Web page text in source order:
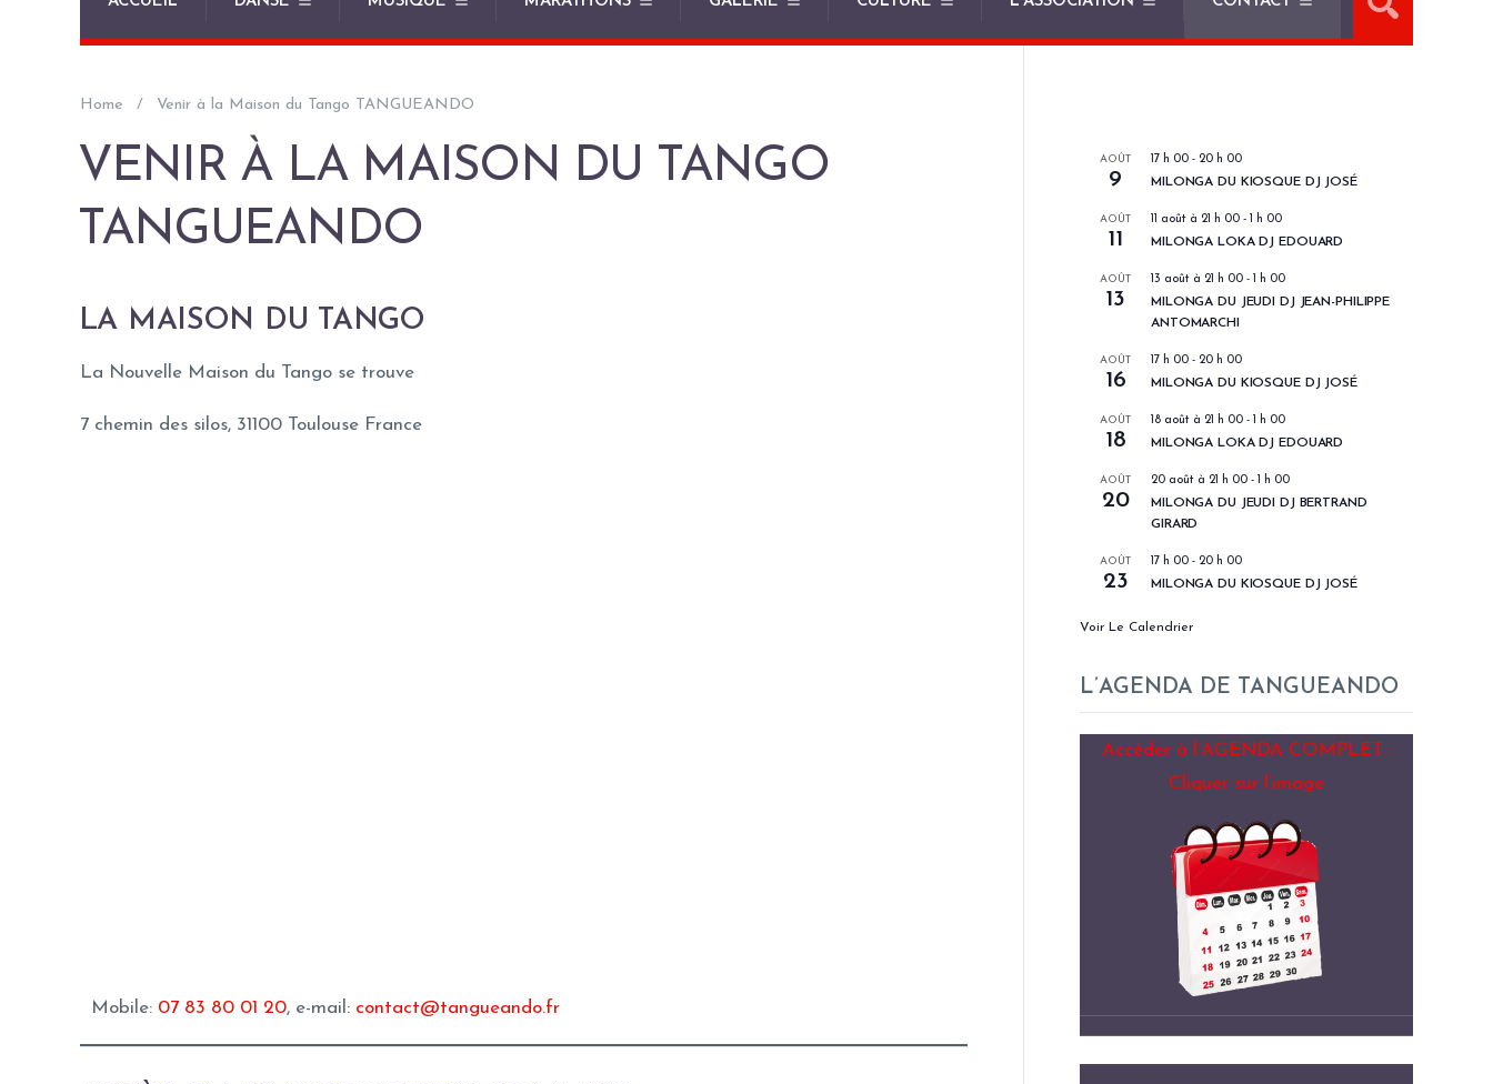
Home Venir à la Maison du Tango TANGUEANDO
VENIR À LA MAISON DU TANGO
TANGUEANDO
LA MAISON DU TANGO
La Nouvelle Maison du Tango se trouve
7 chemin des silos, 31100 Toulouse France
Mobile: 07 83 80 01 20, e-mail: contact@tangueando.fr
AOÛT
9
17 h 00 - 20 h 00
MILONGA DU KIOSQUE DJ JOSÉ
AOÛT
11
11 août à 21 h 00 - 1 h 00
MILONGA LOKA DJ EDOUARD
AOÛT
13
13 août à 21 h 00 - 1 h 00
MILONGA DU JEUDI DJ JEAN-PHILIPPE
ANTOMARCHI
AOÛT
16
17 h 00 - 20 h 00
MILONGA DU KIOSQUE DJ JOSÉ
AOÛT
18
18 août à 21 h 00 - 1 h 00
MILONGA LOKA DJ EDOUARD
AOÛT
20
20 août à 21 h 00 - 1 h 00
MILONGA DU JEUDI DJ BERTRAND
GIRARD
AOÛT
23
17 h 00 - 20 h 00
MILONGA DU KIOSQUE DJ JOSÉ
Voir Le Calendrier
L’AGENDA DE TANGUEANDO
Accéder à l’AGENDA COMPLET :
Cliquer sur l’image